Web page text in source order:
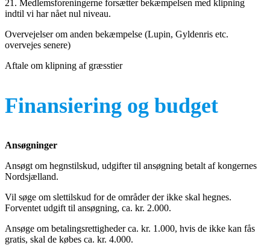
21. Medlemsforeningerne forsætter bekæmpelsen med klipning
indtil vi har nået nul niveau.
Overvejelser om anden bekæmpelse (Lupin, Gyldenris etc.
overvejes senere)
Aftale om klipning af græsstier
Finansiering og budget
Ansøgninger
Ansøgt om hegnstilskud, udgifter til ansøgning betalt af kongernes
Nordsjælland.
Vil søge om slettilskud for de områder der ikke skal hegnes.
Forventet udgift til ansøgning, ca. kr. 2.000.
Ansøge om betalingsrettigheder ca. kr. 1.000, hvis de ikke kan fås
gratis, skal de købes ca. kr. 4.000.